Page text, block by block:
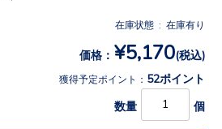
在庫状態 : 在庫有り
価格： ¥5,170(税込)
獲得予定ポイント： 52ポイント
数量 個